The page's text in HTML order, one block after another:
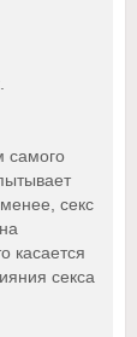
самого
секс
касается
секса